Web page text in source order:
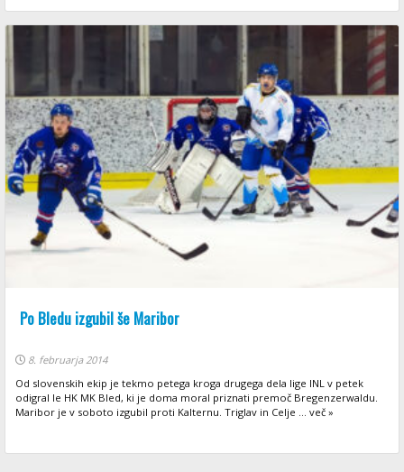
Po Bledu izgubil še Maribor
8. februarja 2014
Od slovenskih ekip je tekmo petega kroga drugega dela lige INL v petek
odigral le HK MK Bled, ki je doma moral priznati premoč Bregenzerwaldu.
Maribor je v soboto izgubil proti Kalternu. Triglav in Celje ... več »